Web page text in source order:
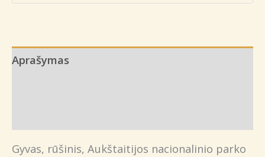
Aprašymas
Gyvas, rūšinis, Aukštaitijos nacionalinio parko